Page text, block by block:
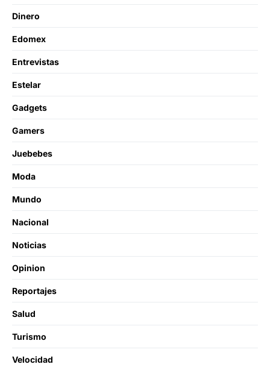
Dinero
Edomex
Entrevistas
Estelar
Gadgets
Gamers
Juebebes
Moda
Mundo
Nacional
Noticias
Opinion
Reportajes
Salud
Turismo
Velocidad